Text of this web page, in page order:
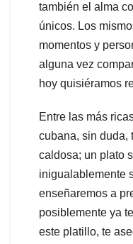
también el alma
únicos. Los
momentos y
alguna vez
hoy quisiéramos
Entre las más
cubana, sin duda,
caldosa; un plato
inigualablemente
enseñaremos a
posiblemente ya
este platillo, te